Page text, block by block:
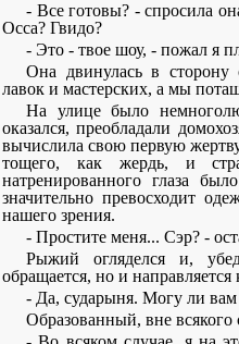
- Все готовы? - спросила
Осса? Гвидо?
- Это - твое шоу, - пожал я
Она двинулась в сторону
лавок и мастерских, а мы
На улице было
оказался, преобладали
вычислила свою первую
тощего, как жердь, и
натренированного глаза
значительно превосходит
нашего зрения.
- Простите меня... Сэр? -
Рыжий огляделся и,
обращается, но и направляется
- Да, сударыня. Могу ли
Образованный, вне всякого